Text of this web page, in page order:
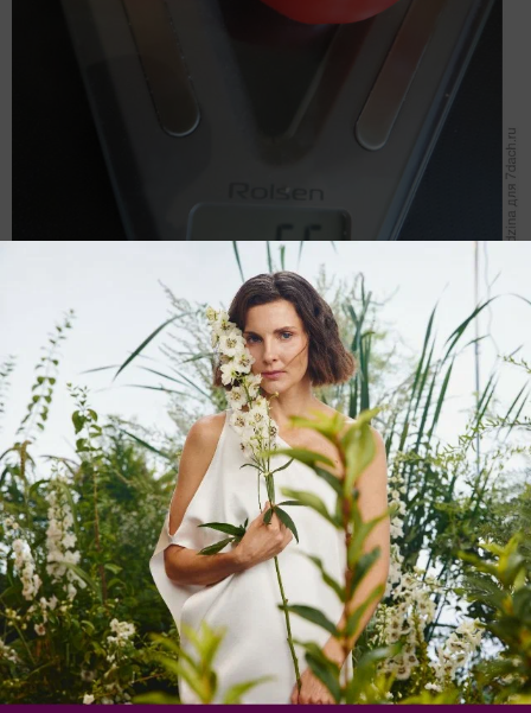
Так вот, про томат «Сказки Шахерезады». На
пакетике было написано, что помидоры в 200
граммов, но у меня они мельче.